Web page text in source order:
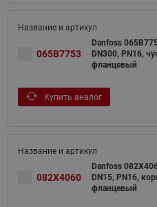
065B7753
Danfoss
DN300, PN16,
фланцевый
Купить аналог
082X4060
Danfoss
DN15, PN16,
фланцевый